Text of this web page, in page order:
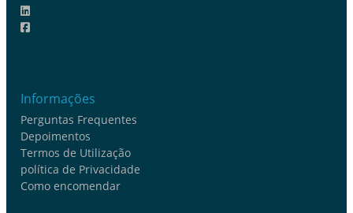
Informações
Perguntas Frequentes
Depoimentos
Termos de Utilização
política de Privacidade
Como encomendar